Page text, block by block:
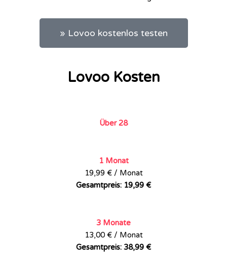
» Lovoo kostenlos testen
Lovoo Kosten
Über 28
1 Monat
19,99 € / Monat
Gesamtpreis: 19,99 €
3 Monate
13,00 € / Monat
Gesamtpreis: 38,99 €